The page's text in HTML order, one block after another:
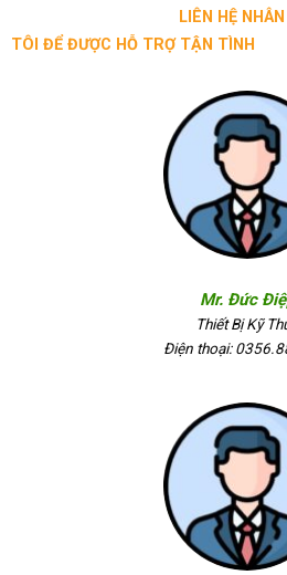
LIÊN HỆ NHÂN VIÊN
TÔI ĐỂ ĐƯỢC HỖ TRỢ TẬN TÌNH
Mr. Đức
Thiết Bị Kỹ
Điện thoại: